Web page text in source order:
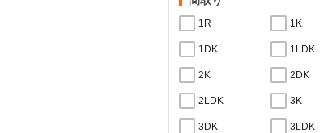
1R 1K
1DK 1LDK
2K 2DK
2LDK 3K
3DK 3LDK